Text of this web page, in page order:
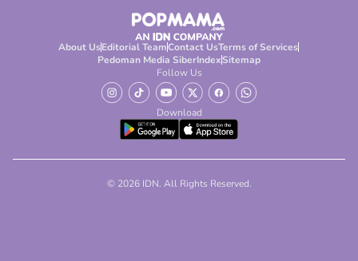
About UsEditorial TeamContact UsTerms of Services
Pedoman Media SiberIndexSitemap
Follow Us
Download
© 2026 IDN. All Rights Reserved.